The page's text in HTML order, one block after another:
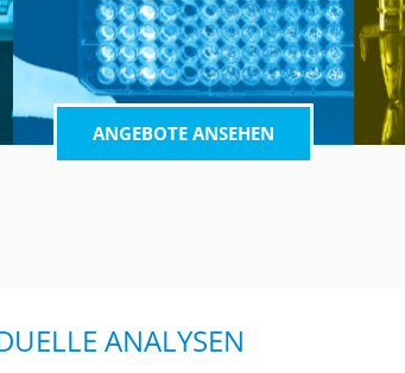
ANGEBOTE ANSEHEN
ANALYSEN